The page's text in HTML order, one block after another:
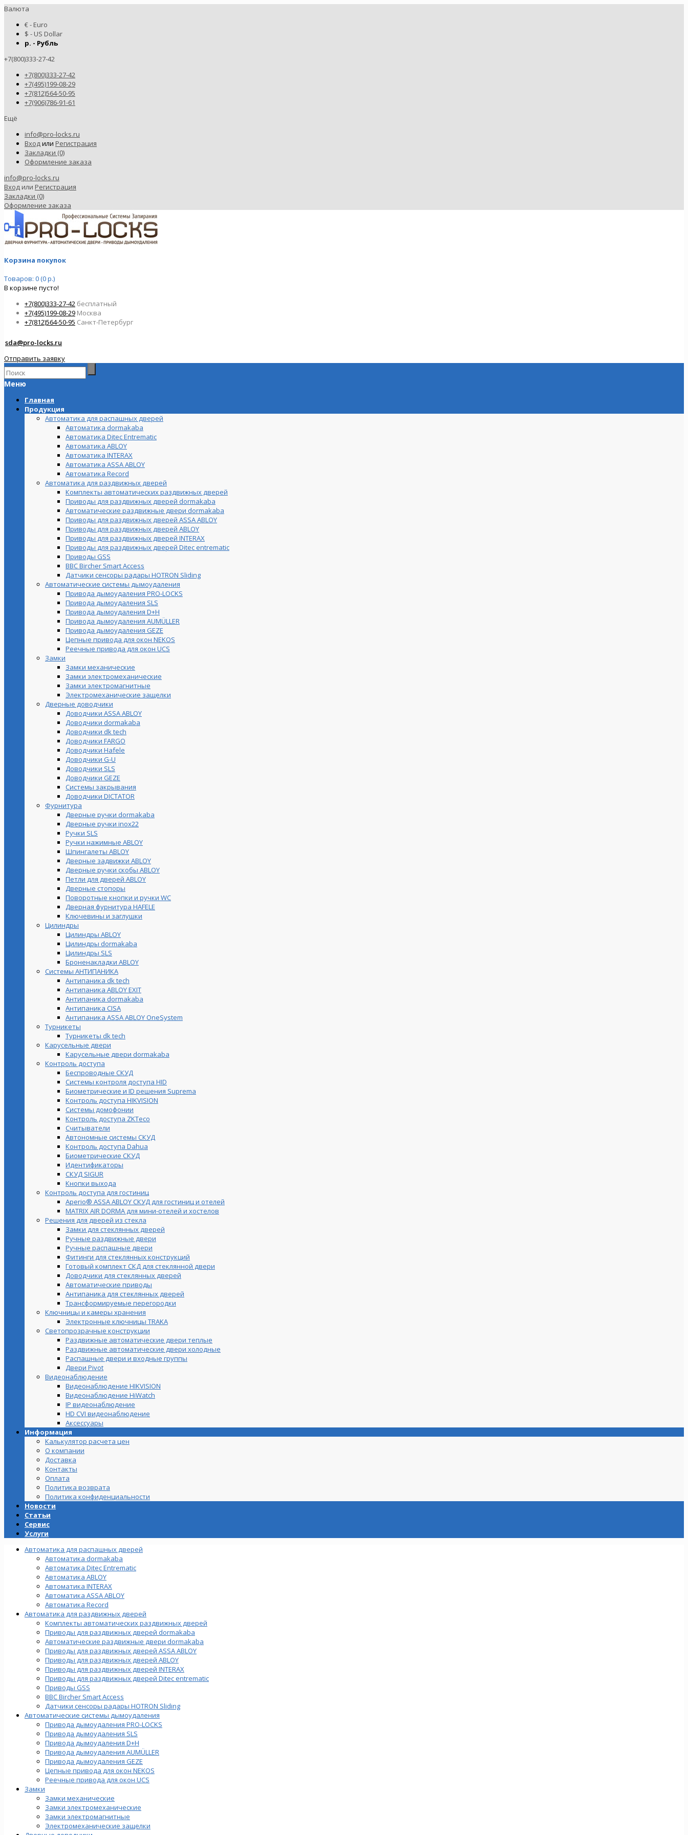
Валюта
€ - Euro
$ - US Dollar
р. - Рубль
+7(800)333-27-42
+7(800)333-27-42
+7(495)199-08-29
+7(812)564-50-95
+7(906)786-91-61
Ещё
info@pro-locks.ru
Входили Регистрация
Закладки (0)
Оформление заказа
info@pro-locks.ru
Вход или Регистрация
Закладки (0)
Оформление заказа
Корзина покупок
Товаров: 0 (0 р.)
В корзине пусто!
+7(800)333-27-42 бесплатный
+7(495)199-08-29 Москва
+7(812)564-50-95 Санкт-Петербург
sda@pro-locks.ru
Отправить заявку
Меню
Главная
Продукция
Автоматика для распашных дверей
Автоматика dormakaba
Автоматика Ditec Entrematic
Автоматика ABLOY
Автоматика INTERAX
Автоматика ASSA ABLOY
Автоматика Record
Автоматика для раздвижных дверей
Комплекты автоматических раздвижных дверей
Приводы для раздвижных дверей dormakaba
Автоматические раздвижные двери dormakaba
Приводы для раздвижных дверей ASSA ABLOY
Приводы для раздвижных дверей ABLOY
Приводы для раздвижных дверей INTERAX
Приводы для раздвижных дверей Ditec entrematic
Приводы GSS
BBC Bircher Smart Access
Датчики сенсоры радары HOTRON Sliding
Автоматические системы дымоудаления
Привода дымоудаления PRO-LOCKS
Привода дымоудаления SLS
Привода дымоудаления D+H
Привода дымоудаления AUMÜLLER
Привода дымоудаления GEZE
Цепные привода для окон NEKOS
Реечные привода для окон UСS
Замки
Замки механические
Замки электромеханические
Замки электромагнитные
Электромеханические защелки
Дверные доводчики
Доводчики ASSA ABLOY
Доводчики dormakaba
Доводчики dk tech
Доводчики FARGO
Доводчики Hafele
Доводчики G-U
Доводчики SLS
Доводчики GEZE
Cистемы закрывания
Доводчики DICTATOR
Фурнитура
Дверные ручки dormakaba
Дверные ручки inox22
Ручки SLS
Ручки нажимные ABLOY
Шпингалеты ABLOY
Дверные задвижки ABLOY
Дверные ручки скобы ABLOY
Петли для дверей ABLOY
Дверные стопоры
Поворотные кнопки и ручки WC
Дверная фурнитура HAFELE
Ключевины и заглушки
Цилиндры
Цилиндры ABLOY
Цилиндры dormakaba
Цилиндры SLS
Броненакладки ABLOY
Системы АНТИПАНИКА
Антипаника dk tech
Антипаника ABLOY EXIT
Антипаника dormakaba
Антипаника СISA
Антипаника ASSA ABLOY OneSystem
Турникеты
Турникеты dk tech
Карусельные двери
Карусельные двери dormakaba
Контроль доступа
Беспроводные СКУД
Системы контроля доступа HID
Биометрические и ID решения Suprema
Контроль доступа HIKVISION
Системы домофонии
Контроль доступа ZKTeco
Считыватели
Автономные системы СКУД
Контроль доступа Dahua
Биометрические СКУД
Идентификаторы
СКУД SIGUR
Кнопки выхода
Контроль доступа для гостиниц
Aperio® ASSA ABLOY СКУД для гостиниц и отелей
MATRIX AIR DORMA для мини-отелей и хостелов
Решения для дверей из стекла
Замки для стеклянных дверей
Ручные раздвижные двери
Ручные распашные двери
Фитинги для стеклянных конструкций
Готовый комплект СКД для стеклянной двери
Доводчики для стеклянных дверей
Автоматические приводы
Антипаника для стеклянных дверей
Трансформируемые перегородки
Ключницы и камеры хранения
Электронные ключницы TRAKA
Светопрозрачные конструкции
Раздвижные автоматические двери теплые
Раздвижные автоматические двери холодные
Распашные двери и входные группы
Двери Pivot
Видеонаблюдение
Видеонаблюдение HIKVISION
Видеонаблюдение HiWatch
IP видеонаблюдение
HD CVI видеонаблюдение
Аксессуары
Информация
Калькулятор расчета цен
О компании
Доставка
Контакты
Оплата
Политика возврата
Политика конфиденциальности
Новости
Статьи
Сервис
Услуги
Автоматика для распашных дверей
Автоматика dormakaba
Автоматика Ditec Entrematic
Автоматика ABLOY
Автоматика INTERAX
Автоматика ASSA ABLOY
Автоматика Record
Автоматика для раздвижных дверей
Комплекты автоматических раздвижных дверей
Приводы для раздвижных дверей dormakaba
Автоматические раздвижные двери dormakaba
Приводы для раздвижных дверей ASSA ABLOY
Приводы для раздвижных дверей ABLOY
Приводы для раздвижных дверей INTERAX
Приводы для раздвижных дверей Ditec entrematic
Приводы GSS
BBC Bircher Smart Access
Датчики сенсоры радары HOTRON Sliding
Автоматические системы дымоудаления
Привода дымоудаления PRO-LOCKS
Привода дымоудаления SLS
Привода дымоудаления D+H
Привода дымоудаления AUMÜLLER
Привода дымоудаления GEZE
Цепные привода для окон NEKOS
Реечные привода для окон UСS
Замки
Замки механические
Замки электромеханические
Замки электромагнитные
Электромеханические защелки